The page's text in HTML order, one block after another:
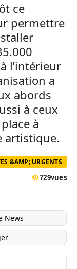
ce
permettre
l’intérieur
a
abords
à ceux
à
artistique.
&AMP; URGENTS
729vues
News